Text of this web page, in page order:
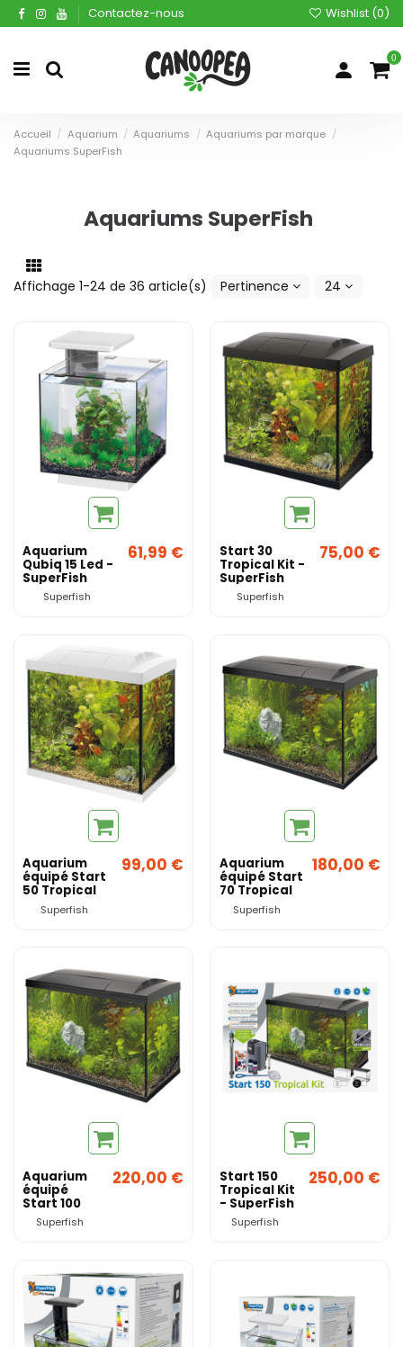
Contactez-nous Wishlist (0)
0
Accueil Aquarium Aquariums
Aquariums par marque
Aquariums SuperFish
Aquariums SuperFish
Affichage 1-24 de 36 article(s) Pertinence 24
Aquarium
Qubiq 15 Led -
SuperFish
Superfish
61,99 € Start 30
Tropical Kit -
SuperFish
Superfish
75,00 €
Aquarium
équipé Start
50 Tropical
SuperFish
Superfish
99,00 € Aquarium
équipé Start
70 Tropical
SuperFish
Superfish
180,00 €
Aquarium
équipé
Start 100
Tropical
SuperFish
Superfish
220,00 € Start 150
Tropical Kit
- SuperFish
Superfish
250,00 €